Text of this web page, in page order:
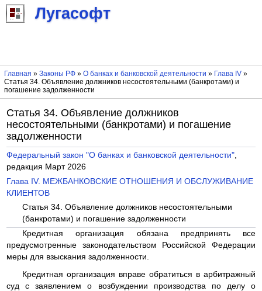
Лугасофт
Главная » Законы РФ» О банках и банковской деятельности » Глава IV»
Статья 34. Объявление должников несостоятельными (банкротами) и
погашение задолженности
Статья 34. Объявление должников
несостоятельными (банкротами) и погашение
задолженности
Федеральный закон "О банках и банковской деятельности",
редакция Март 2026
Глава IV. МЕЖБАНКОВСКИЕ ОТНОШЕНИЯ И ОБСЛУЖИВАНИЕ
КЛИЕНТОВ
Статья 34. Объявление должников несостоятельными
(банкротами) и погашение задолженности
Кредитная организация обязана предпринять все
предусмотренные законодательством Российской Федерации
меры для взыскания задолженности.
Кредитная организация вправе обратиться в арбитражный
суд с заявлением о возбуждении производства по делу о